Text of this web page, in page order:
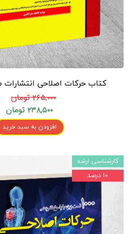
کتاب حرکات اصلاحی
۲۶۵,۰۰۰ تومان
۲۳۸,۵۰۰ تومان
افزودن به سبد خرید
کارشناسی ارشد
۱۰ درصد